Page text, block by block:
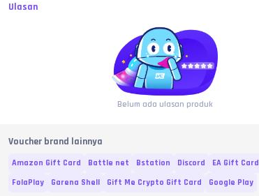
Ulasan
Belum ada ulasan produk
Voucher brand lainnya
Amazon Gift Card Battle net Bstation Discord EA Gift Card
FolaPlay
Garena Shell Gift Me Crypto Gift Card Google Play